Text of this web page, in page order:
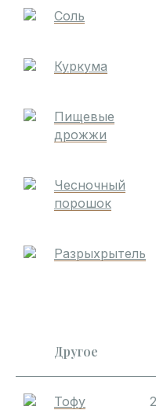
Соль
Куркума
Пищевые
дрожжи
Чесночный
порошок
Разрыхрытель
Другое
Тофу